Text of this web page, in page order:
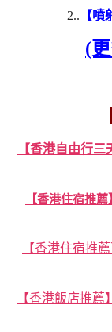
2.. 【噴
(
【香港自由行
【香港住宿推
【香港住宿推
【香港飯店推